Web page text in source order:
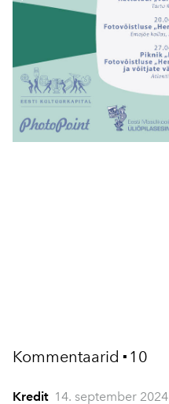
Kommentaarid ▪ 10
Kredit 14. september 2024